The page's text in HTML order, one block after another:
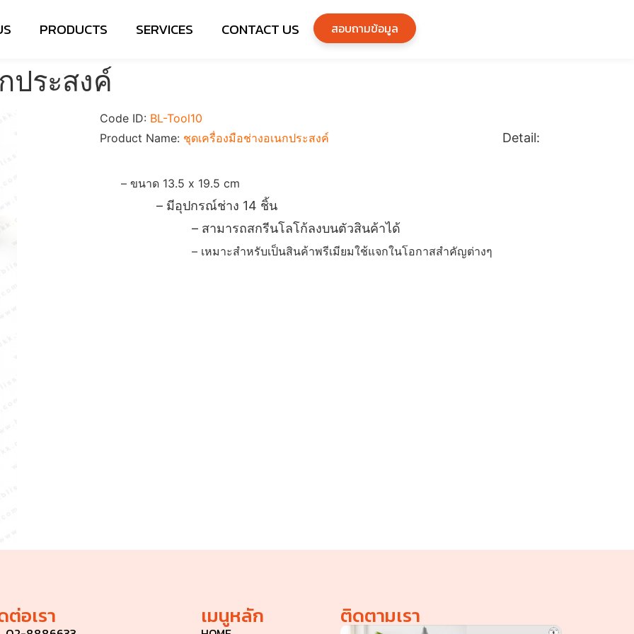
PRODUCTS SERVICES CONTACT US สอบถามข้อมูล
ประสงค์
Code ID: BL-Tool10
Product Name: ชุดเครื่องมือช่างอเนกประสงค์ Detail:
– ขนาด 13.5 x 19.5 cm
– มีอุปกรณ์ช่าง 14 ชิ้น
– สามารถสกรีนโลโก้ลงบนตัวสินค้าได้
– เหมาะสำหรับเป็นสินค้าพรีเมียมใช้แจกในโอกาสสำคัญต่างๆ
อเรา เมนูหลัก ติดตามเรา